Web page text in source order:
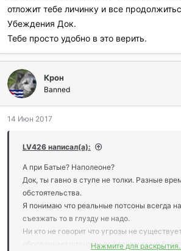
отложит тебе личинку и все
Убеждения Док.
Тебе просто удобно в это верить.
Крон
Banned
14 Июн 2017
LV426 написал(а):
А при Батые? Наполеоне?
Док, ты гавно в ступе не толки. Разные
обстоятельства.
Я понимаю что реальные потсоны всегда
съезжать то в глузду не надо.
Ни кто не говорит что угрозы не
обоссаными штанами по стенам тоже
Нажмите для